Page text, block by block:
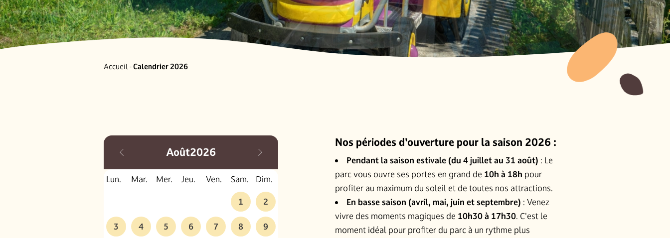
Accueil-Calendrier 2026
Août2026
Lun. Mar. Mer. Jeu. Ven. Sam. Dim.
1 2
3 4 5 6 7 8 9
Nos périodes d'ouverture pour la saison 2026 :
Pendant la saison estivale (du 4 juillet au 31 août) : Le
parc vous ouvre ses portes en grand de 10h à 18h pour
profiter au maximum du soleil et de toutes nos attractions.
En basse saison (avril, mai, juin et septembre) : Venez
vivre des moments magiques de 10h30 à 17h30. C'est le
moment idéal pour profiter du parc à un rythme plus